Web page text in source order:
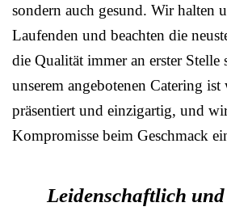
sondern auch gesund. Wir halten
Laufenden und beachten die
die Qualität immer an erster Stelle
unserem angebotenen Catering ist
präsentiert und einzigartig, und
Kompromisse beim Geschmack
Leidenschaftlich